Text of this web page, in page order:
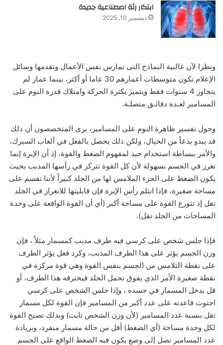
ابتكار رئة اصطناعية جديدة
ديسمبر 10, 2025
ونظرا لآن غالبية النماذج التى تمارس نفس الأعمال وتقدمها وسائل
الإعلام تكون متوسطات أعمارهم 30 عاما أو أكثر، بينما عمار لم
يتجاوز 4 سنوات فقط ويتميز بكثرة الحركة وامتلاك قدرة النوم على
المسامير لعـدة دقائـق متصلـة.
وحول تفسير ظاهرة النوم على المسامير، يرى المتخصصون أن ذلك
قد يبدو بدعاً من الخيال، ولكن ذلك يحصل بالفعل في ألعاب السيرك،
والأمر ببساطة استخدام جيد لمفهوم الضغط والقوة، إذ أن الإبرة إنما
تغرز في الجسم بسهولة لأن كل القوة تتركز في رأسها المدبب بحيث
يكون الضغط على الجزء الملامس لها من الجلد كبيراً لأننا نقسم على
مساحة صغيرة، فإذا انثلم رأس الإبرة فإن قابليتها للانغراز في الجلد
تقل إذ تتوزع القوة على مساحة أكبر (أي أن القوة الواقعة على وحدة
المساحات من الجلد تقل).
فإذا جلس شخص على كرسي فيه طرف مدبب كمسمار مثلاُ ، فإن
وزن الجسم يؤثر على هذا الطرف المدبب، وكرد فعل يؤثر الطرف
على نقطة التلامس من الجسم بنفس القوة وهي قوة مركزة في
نقطة صغيرة الأمر الذي يفوق تحمل الجلد فيخترقه هذا الطرف، أو
قل يدخل المسمار في جسده ، وإذا جلس الشخص على كرسي
احتوت قاعدته على عدد أكبر من المسامير فإن القوة لكل مسمار
تقل بنسبة عدد المسامير (لأن وزن الشخص ثابت) وبذلك تصبح القوة
لكل وحدة مساحة (أي الضغط) أقل من حالة مسمار منفرد، وبزيادة
عدد المسامير نصل إلى وضع يكون فيه الضغط الواقع على الجسم